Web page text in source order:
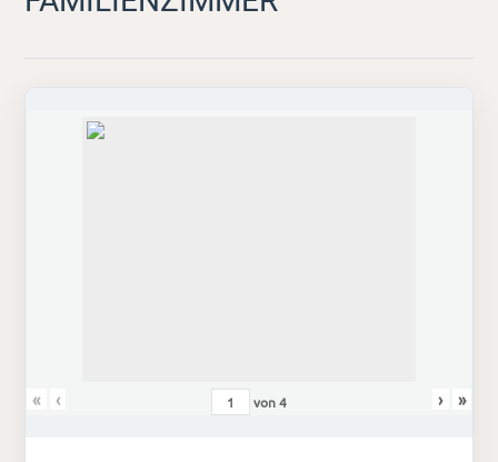
« ‹ von4 › »